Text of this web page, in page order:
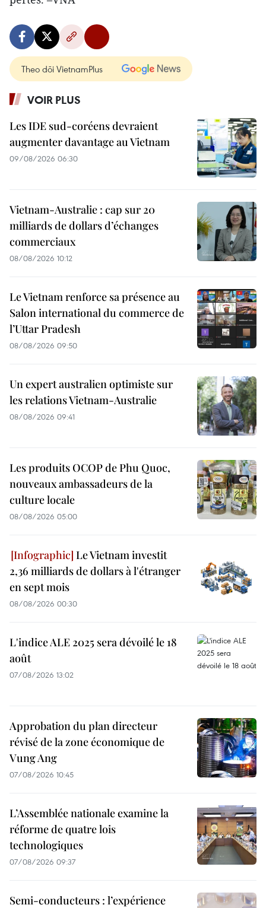
Theo dõi VietnamPlus
VOIR PLUS
Les IDE sud-coréens devraient
augmenter davantage au Vietnam
09/08/2026 06:30
Vietnam-Australie : cap sur 20
milliards de dollars d’échanges
commerciaux
08/08/2026 10:12
Le Vietnam renforce sa présence au
Salon international du commerce de
l’Uttar Pradesh
08/08/2026 09:50
Un expert australien optimiste sur
les relations Vietnam-Australie
08/08/2026 09:41
Les produits OCOP de Phu Quoc,
nouveaux ambassadeurs de la
culture locale
08/08/2026 05:00
Le Vietnam investit
2,36 milliards de dollars à l'étranger
en sept mois
08/08/2026 00:30
L'indice ALE 2025 sera dévoilé le 18
août
07/08/2026 13:02
Approbation du plan directeur
révisé de la zone économique de
Vung Ang
07/08/2026 10:45
L’Assemblée nationale examine la
réforme de quatre lois
technologiques
07/08/2026 09:37
Semi-conducteurs : l’expérience